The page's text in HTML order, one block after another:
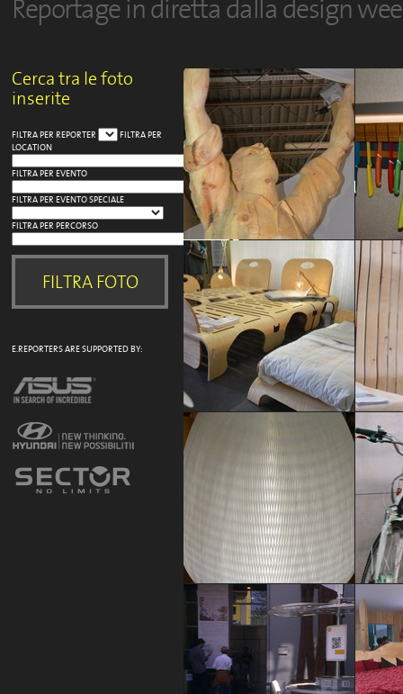
Cerca tra le foto
inserite
FILTRA PER REPORTER
FILTRA PER
LOCATION
FILTRA PER EVENTO
FILTRA PER EVENTO SPECIALE
FILTRA PER PERCORSO
E.REPORTERS ARE SUPPORTED BY:
GREEN VILLAGE
GREEN
Andrea
GREEN VILLAGE
Andrea Villa
GREEN
Andrea